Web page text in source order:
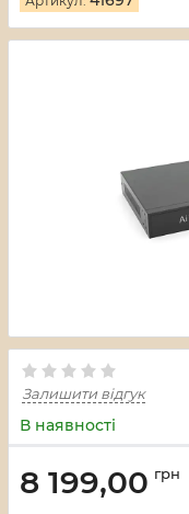
Залишити відгук
В наявності
8 199,00 грн